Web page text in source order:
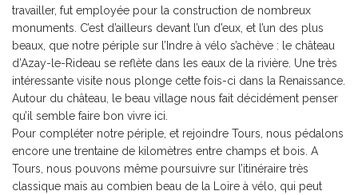
travailler, fut employée pour la construction de nombreux
monuments. C’est d’ailleurs devant l’un d’eux, et l’un des plus
beaux, que notre périple sur l’Indre à vélo s’achève : le château
d’Azay-le-Rideau se reflète dans les eaux de la rivière. Une très
intéressante visite nous plonge cette fois-ci dans la Renaissance.
Autour du château, le beau village nous fait décidément penser
qu’il semble faire bon vivre ici.
Pour compléter notre périple, et rejoindre Tours, nous pédalons
encore une trentaine de kilomètres entre champs et bois. A
Tours, nous pouvons même poursuivre sur l’itinéraire très
classique mais au combien beau de la Loire à vélo, qui peut